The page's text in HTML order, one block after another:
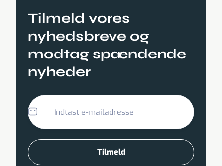
Tilmeld vores
nyhedsbreve og
modtag spændende
nyheder